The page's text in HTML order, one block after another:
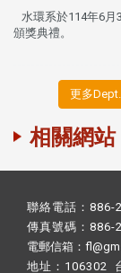
水環系於114年6月
頒獎典禮。
更多
相關網站
聯絡電話：886-
傳真號碼：886-
電郵信箱：
地址：106302